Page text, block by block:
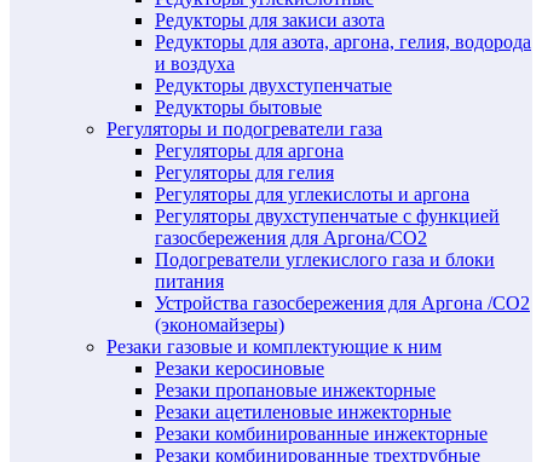
Редукторы для закиси азота
Редукторы для азота, аргона, гелия, водорода
и воздуха
Редукторы двухступенчатые
Редукторы бытовые
Регуляторы и подогреватели газа
Регуляторы для аргона
Регуляторы для гелия
Регуляторы для углекислоты и аргона
Регуляторы двухступенчатые c функцией
газосбережения для Аргона/СО2
Подогреватели углекислого газа и блоки
питания
Устройства газосбережения для Аргона /СО2
(экономайзеры)
Резаки газовые и комплектующие к ним
Резаки керосиновые
Резаки пропановые инжекторные
Резаки ацетиленовые инжекторные
Резаки комбинированные инжекторные
Резаки комбинированные трехтрубные